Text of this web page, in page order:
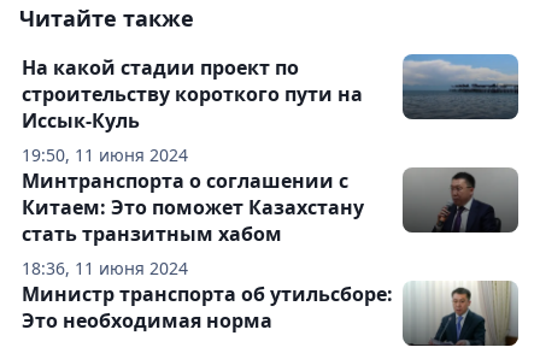
Читайте также
19:50, 11 июня 2024
На какой стадии проект по
строительству короткого пути на
Иссык-Куль
18:36, 11 июня 2024
Минтранспорта о соглашении с
Китаем: Это поможет Казахстану
стать транзитным хабом
Министр транспорта об утильсборе:
Это необходимая норма